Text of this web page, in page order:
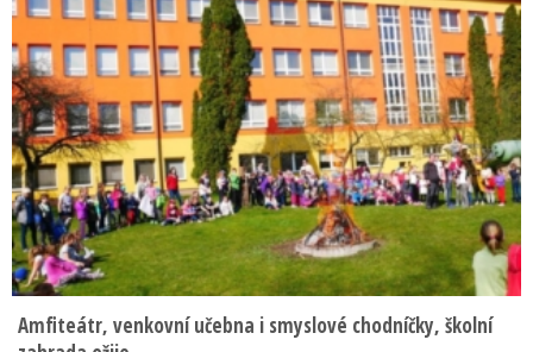
Amfiteátr, venkovní učebna i smyslové chodníčky, školní